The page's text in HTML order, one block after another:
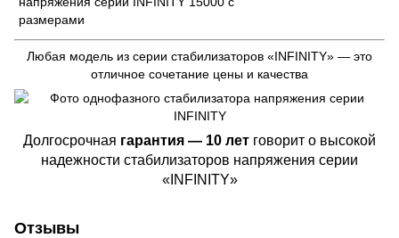
Любая модель из серии стабилизаторов «INFINITY» — это
отличное сочетание цены и качества
Долгосрочная гарантия — 10 лет говорит о высокой
надежности стабилизаторов напряжения серии
«INFINITY»
Отзывы